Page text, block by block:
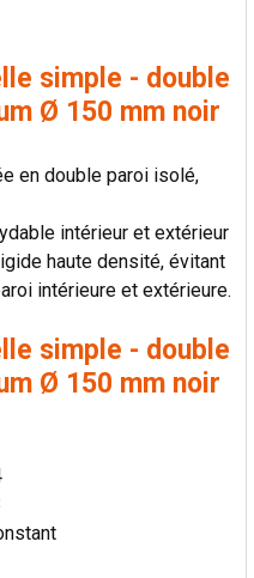
simple - double
Ø 150 mm noir
en double paroi isolé,
intérieur et extérieur
haute densité, évitant
intérieure et extérieure.
simple - double
Ø 150 mm noir